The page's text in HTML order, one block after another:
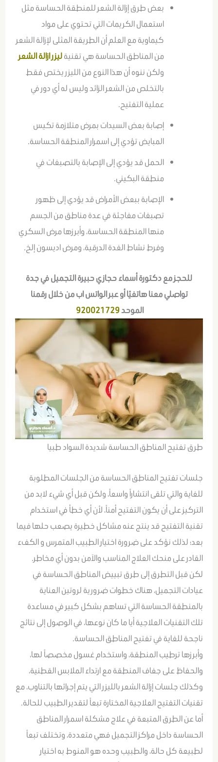
بعض طرق إزالة الشعر للمنطقة الحساسة مثل
استعمال الكريمات التي تحتوي على مواد
كيماوية مع العلم أن الطريقة المثلى لإزالة الشعر
من المناطق الحساسة هي تقنيةليزر ازالة الشعر
ولكن ننوه أن هذا النوع من الليزر يختص فقط
بالتخلص من الشعر الزائد وليس له أي دور في
عملية التفتيح.
إصابة بعض السيدات بمرض متلازمة تكيس
المبايض تؤدي إلى اسمرار المنطقة الحساسة.
الحمل قد يؤدي إلى الإصابة بالتصبغات في
منطقة البكيني.
الإصابة ببعض الأمراض قد يؤدي إلى ظهور
تصبغات مفاجئة في عدة مناطق من الجسم
منها المنطقة الحساسة، وأبرزها مرض السكري
وفرط نشاط الغدة الدرقية، ومرض اديسون إلخ.
للحجز مع دكتورة أسماء حجازي حبيرة التجميل في جدة
تواصلي معنا هاتفيًا أو عبر الواتس اب من خلال رقمنا
الموحد920021729
طرق تفتيح المناطق الحساسة شديدة السواد طبيا
جلسات تفتيح المناطق الحساسة من الجلسات المطلوبة
للغاية والتي تلقى انتشاراً واسعاً، ولكن قبل أي شيء لابد من
التركيز على أن يكون التفتيح أمناً، لأن أي خطأ في استخدام
تقنية التفتيح قد ينتج عنه مشاكل خطيرة يصعب حلها فيما
بعد؛ لذلك نؤكد على ضرورة اختيار الطبيب المتمرس و الكفء
القادر على منحك العلاج المناسب والآمن بدون أي مخاطر.
لكن قبل التطرق إلى طرق تبييض المناطق الحساسة في
عيادات التجميل، هناك خطوات ضرورية لروتين العناية
بالمنطقة الحساسة التي تساهم بشكل كبير في مساعدة
تلك التقنيات العلاجية أيا ما كان نوعها، في الوصول إلى نتائج
ناجحة للغاية في تفتيح المناطق الحساسة.
وأبرزها ترطيب المنطقة، واستخدام غسول مخصصاً لها،
والحفاظ على جفاف المنطقة مع ارتداء الملابس القطنية،
وكذلك جلسات إزالة الشعر بالليزر التي يتم إجرائها بالتناوب، مع
تقنيات التفتيح العلاجية المختارة تبعاً لتقدير الطبيب للحالة.
أما عن الطرق المتبعة في علاج مشكلة اسمرار المناطق
الحساسة داخل مراكز التجميل فهي متعددة، وتختلف تبعاً
لطبيعة كل حالة، والطبيب وحده هو المنوط به اختيار